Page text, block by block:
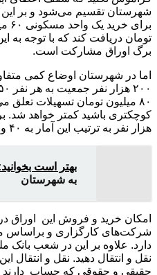
شهرستان تقسیم می‌شود و بر این
برگ اوراق مشارکت است.
اما در شهرستان اوضاع کمی
۸۰ میلیون تومان تسهیلات
هزار نفر به ترتیب این آمار به ۴۰ و ۶۰ میلیون تومان می‌رسد.
بهتر است
به شهرستان
امکان خرید و فروش این اوراق
شرکت‌های کارگزاری و براساس
دارد. علاوه بر این در شعب بانک
نقل و انتقال دهید. نقل و انتقال
حقیقی و حقوقی که حساب دارند